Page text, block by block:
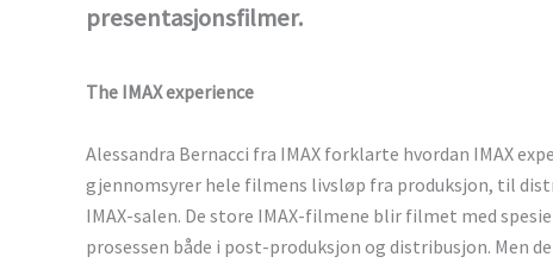
presentasjonsfilmer.
The IMAX experience
Alessandra Bernacci fra IMAX forklarte hvordan IMAX
gjennomsyrer hele filmens livsløp fra produksjon, til
IMAX-salen. De store IMAX-filmene blir filmet med
prosessen både i post-produksjon og distribusjon. Men